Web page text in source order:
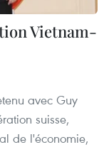
Vietnam-
avec Guy
suisse,
de l'économie,